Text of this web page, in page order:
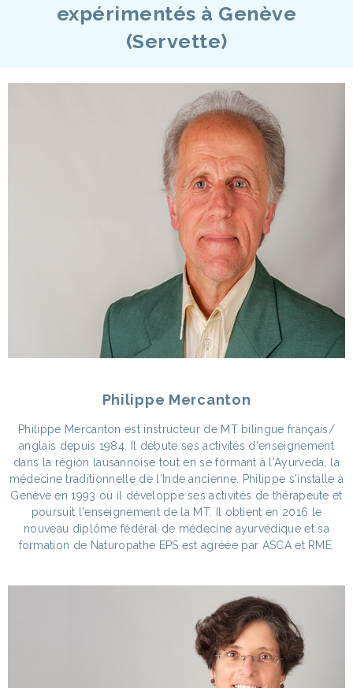
expérimentés à Genève
(Servette)
Philippe Mercanton
Philippe Mercanton est instructeur de MT bilingue français/
anglais depuis 1984. Il débute ses activités d'enseignement
dans la région lausannoise tout en se formant à l'Ayurveda, la
médecine traditionnelle de l'Inde ancienne. Philippe s'installe à
Genève en 1993 où il développe ses activités de thérapeute et
poursuit l'enseignement de la MT. Il obtient en 2016 le
nouveau diplôme fédéral de médecine ayurvédique et sa
formation de Naturopathe EPS est agréée par ASCA et RME.